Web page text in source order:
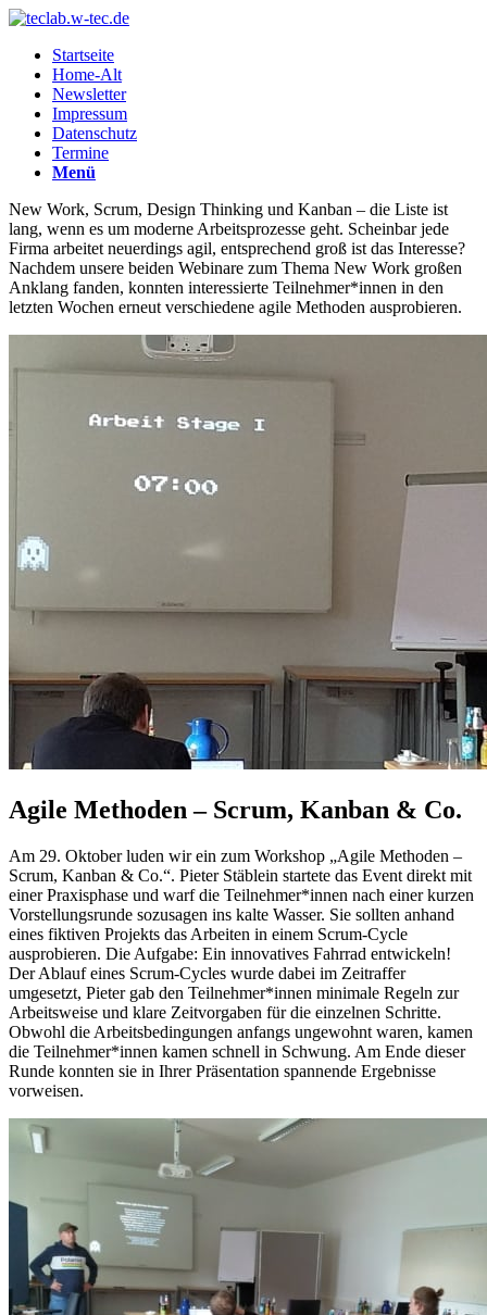
Startseite
Home-Alt
Newsletter
Impressum
Datenschutz
Termine
Menü
New Work, Scrum, Design Thinking und Kanban – die Liste ist
lang, wenn es um moderne Arbeitsprozesse geht. Scheinbar jede
Firma arbeitet neuerdings agil, entsprechend groß ist das Interesse?
Nachdem unsere beiden Webinare zum Thema New Work großen
Anklang fanden, konnten interessierte Teilnehmer*innen in den
letzten Wochen erneut verschiedene agile Methoden ausprobieren.
Agile Methoden – Scrum, Kanban & Co.
Am 29. Oktober luden wir ein zum Workshop „Agile Methoden –
Scrum, Kanban & Co.“. Pieter Stäblein startete das Event direkt mit
einer Praxisphase und warf die Teilnehmer*innen nach einer kurzen
Vorstellungsrunde sozusagen ins kalte Wasser. Sie sollten anhand
eines fiktiven Projekts das Arbeiten in einem Scrum-Cycle
ausprobieren. Die Aufgabe: Ein innovatives Fahrrad entwickeln!
Der Ablauf eines Scrum-Cycles wurde dabei im Zeitraffer
umgesetzt, Pieter gab den Teilnehmer*innen minimale Regeln zur
Arbeitsweise und klare Zeitvorgaben für die einzelnen Schritte.
Obwohl die Arbeitsbedingungen anfangs ungewohnt waren, kamen
die Teilnehmer*innen kamen schnell in Schwung. Am Ende dieser
Runde konnten sie in Ihrer Präsentation spannende Ergebnisse
vorweisen.